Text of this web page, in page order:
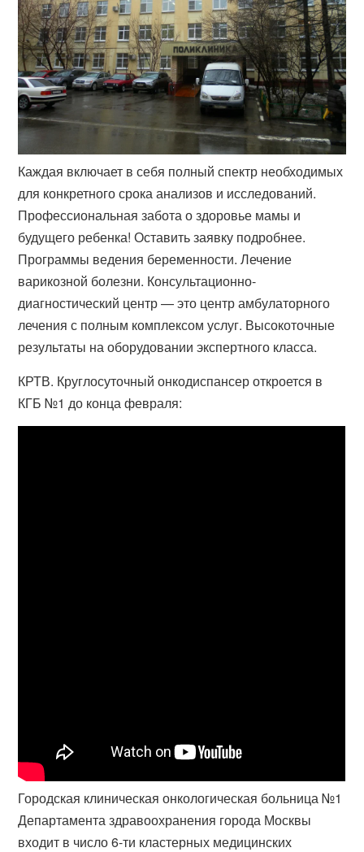
Каждая включает в себя полный спектр необходимых
для конкретного срока анализов и исследований.
Профессиональная забота о здоровье мамы и
будущего ребенка! Оставить заявку подробнее.
Программы ведения беременности. Лечение
варикозной болезни. Консультационно-
диагностический центр — это центр амбулаторного
лечения с полным комплексом услуг. Высокоточные
результаты на оборудовании экспертного класса.
КРТВ. Круглосуточный онкодиспансер откроется в
КГБ №1 до конца февраля:
Городская клиническая онкологическая больница №1
Департамента здравоохранения города Москвы
входит в число 6-ти кластерных медицинских